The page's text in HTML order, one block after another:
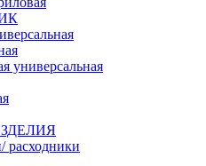
универсальная
расходники